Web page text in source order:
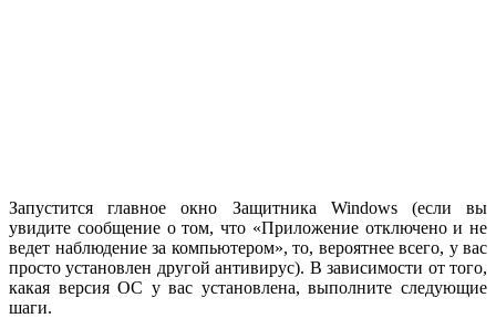
Запустится главное окно Защитника Windows (если вы
увидите сообщение о том, что «Приложение отключено и не
ведет наблюдение за компьютером», то, вероятнее всего, у вас
просто установлен другой антивирус). В зависимости от того,
какая версия ОС у вас установлена, выполните следующие
шаги.